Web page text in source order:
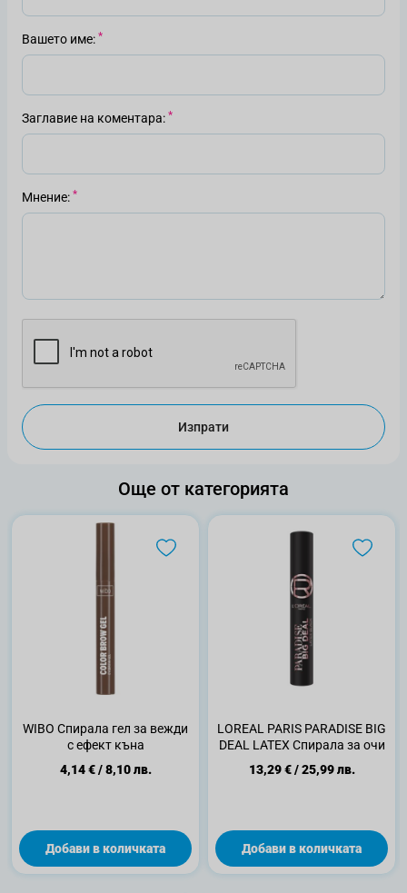
Вашето име
Заглавие на коментара
Мнение
Изпрати
Още от категорията
WIBO Спирала гел за вежди
с ефект къна
4,14 €/8,10 лв.
Добави в количката
LOREAL PARIS PARADISE BIG
DEAL LATEX Спирала за очи
13,29 €/25,99 лв.
Добави в количката